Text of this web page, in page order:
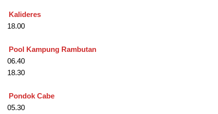
Kalideres
18.00
Pool Kampung Rambutan
06.40
18.30
Pondok Cabe
05.30